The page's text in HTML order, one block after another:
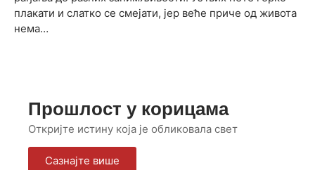
плакати и слатко се смејати, јер веће приче од живота
нема…
Прошлост у корицама
Откријте истину која је обликовала свет
Сазнајте више